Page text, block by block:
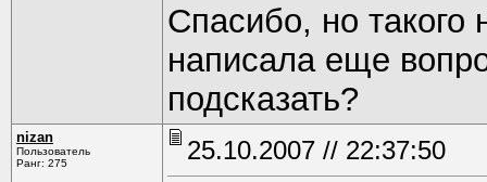
Спасибо, но
написала еще
подсказать?
nizan
Пользователь
Ранг: 275
25.10.2007 // 22:37:50